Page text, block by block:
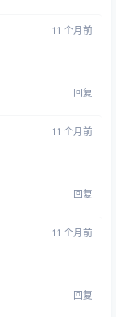
11 个月前
回复
11 个月前
回复
11 个月前
回复